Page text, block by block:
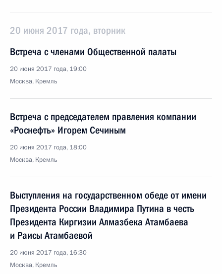
20 июня 2017 года, вторник
Встреча с членами Общественной палаты
20 июня 2017 года, 19:00
Москва, Кремль
Встреча с председателем правления компании
«Роснефть» Игорем Сечиным
20 июня 2017 года, 18:00
Москва, Кремль
Выступления на государственном обеде от имени
Президента России Владимира Путина в честь
Президента Киргизии Алмазбека Атамбаева
и Раисы Атамбаевой
20 июня 2017 года, 16:30
Москва, Кремль